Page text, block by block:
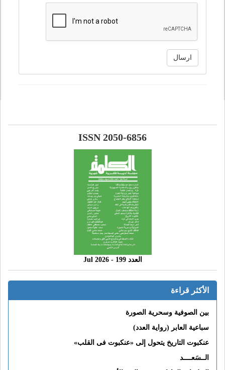
ارسال
ISSN 2050-6856
العدد 199 - 2026 Jul
الأكثر قراءة
بين الصوفية وسحرية الصورة
سباعية العابر (رواية العدد)
عنكبوت التاريخ يتحول إلى «عنكبوت فى القلب»
الــسَعــــد